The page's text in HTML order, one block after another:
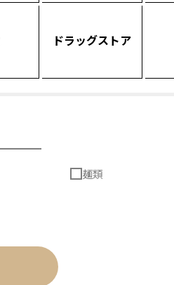
ドラッグストア
麺類